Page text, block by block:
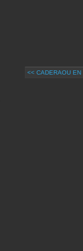
<< CADERAOU EN